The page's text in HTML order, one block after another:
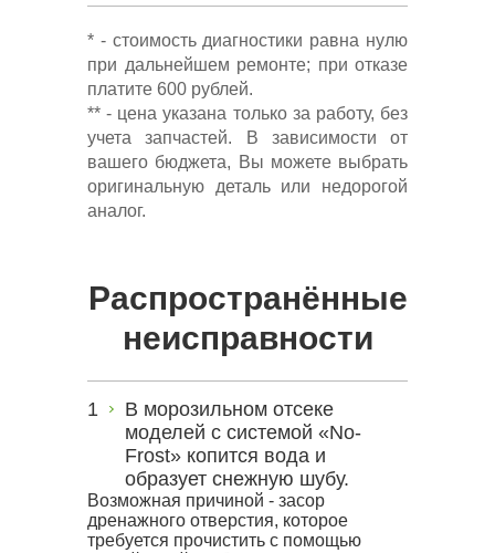
* - стоимость диагностики равна нулю
при дальнейшем ремонте; при отказе
платите 600 рублей.
** - цена указана только за работу, без
учета запчастей. В зависимости от
вашего бюджета, Вы можете выбрать
оригинальную деталь или недорогой
аналог.
Распространённые
неисправности
В морозильном отсеке
моделей с системой «No-
Frost» копится вода и
образует снежную шубу.
Возможная причиной - засор
дренажного отверстия, которое
требуется прочистить с помощью